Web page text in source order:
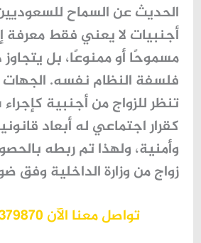
الحديث عن السماح
أجنبيات لا يعني فقط معرفة
مسموحًا أو ممنوعًا، بل
فلسفة النظام نفسه. الجهات
تنظر للزواج من أجنبية
كقرار اجتماعي له أبعاد
وأمنية، ولهذا تم ربطه
زواج من وزارة الداخلية وفق
تواصل معنا الآن 966530379870+